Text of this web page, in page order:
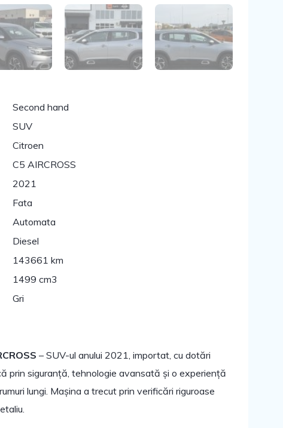
Second hand
SUV
Citroen
C5 AIRCROSS
2021
Fata
Automata
Diesel
143661 km
1499 cm3
Gri
– SUV-ul anului 2021, importat, cu dotări
prin siguranță, tehnologie avansată și o experiență
lungi. Mașina a trecut prin verificări riguroase